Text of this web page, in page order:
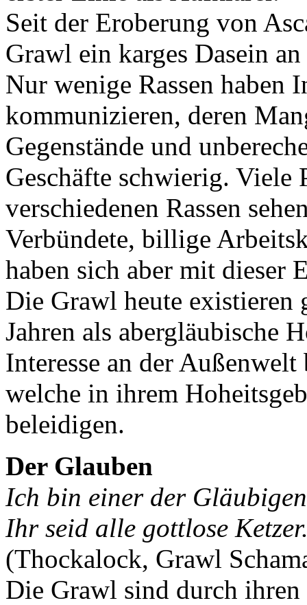
Seit der Eroberung von
Grawl ein karges Dasein
Nur wenige Rassen haben
kommunizieren, deren
Gegenstände und
Geschäfte schwierig. Viele
verschiedenen Rassen
Verbündete, billige
haben sich aber mit dieser
Die Grawl heute existieren
Jahren als abergläubische
Interesse an der
welche in ihrem
beleidigen.
Der Glauben
Ich bin einer der
Ihr seid alle gottlose
(Thockalock, Grawl
Die Grawl sind durch ihren